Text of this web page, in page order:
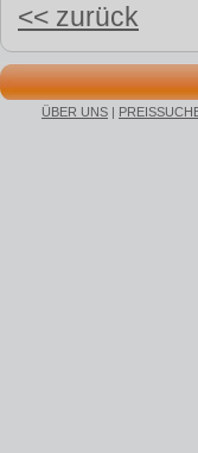
<< zurück
ÜBER UNS |